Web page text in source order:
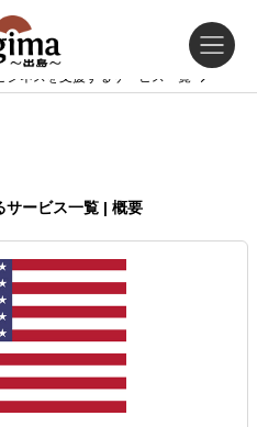
ジネスを支援するサービス一覧
サービス一覧 | 概要